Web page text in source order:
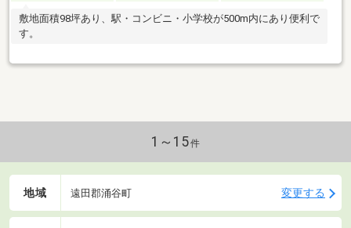
敷地面積98坪あり、駅・コンビニ・小学校が500m内にあり便利で
す。
1～15件
地域 遠田郡涌谷町 変更する